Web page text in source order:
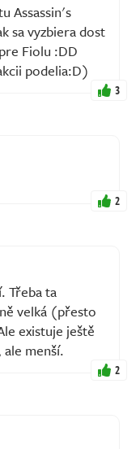
Assassin's
sa vyzbiera dost
Fiolu :DD
podelia:D)
3
2
Třeba ta
velká (přesto
existuje ještě
menší.
2